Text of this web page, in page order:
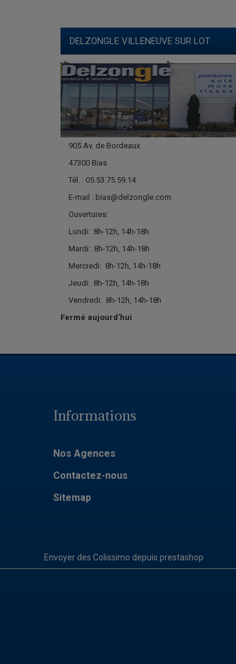
DELZONGLE VILLENEUVE SUR LOT
905 Av. de Bordeaux
47300 Bias
Tél. : 05.53.75.59.14
E-mail : bias@delzongle.com
Ouvertures:
Lundi: 8h-12h, 14h-18h
Mardi: 8h-12h, 14h-18h
Mercredi: 8h-12h, 14h-18h
Jeudi: 8h-12h, 14h-18h
Vendredi: 8h-12h, 14h-18h
Fermé aujourd'hui
Informations
Nos Agences
Contactez-nous
Sitemap
Envoyer des Colissimo depuis prestashop